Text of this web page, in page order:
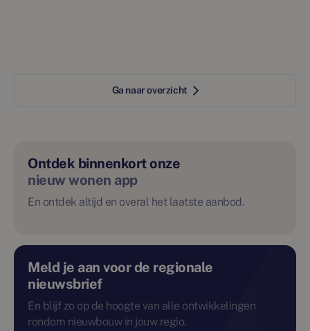
Ga naar overzicht
Ontdek binnenkort onze
nieuw wonen app
En ontdek altijd en overal het laatste aanbod.
Meld je aan voor de regionale
nieuwsbrief
En blijf zo op de hoogte van alle ontwikkelingen
rondom nieuwbouw in jouw regio.